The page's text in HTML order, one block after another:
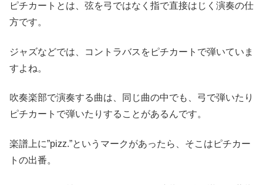
ピチカートとは、弦を弓ではなく指で直接はじく演奏の仕
方です。
ジャズなどでは、コントラバスをピチカートで弾いていま
すよね。
吹奏楽部で演奏する曲は、同じ曲の中でも、弓で弾いたり
ピチカートで弾いたりすることがあるんです。
楽譜上に”pizz.”というマークがあったら、そこはピチカー
トの出番。